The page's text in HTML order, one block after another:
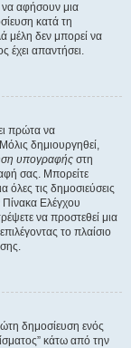
να αφήσουν μια
κατά τη
μέλη δεν μπορεί να
έχει απαντήσει.
πρώτα να
δημιουργηθεί,
υπογραφής στη
σας. Μπορείτε
τις δημοσιεύσεις
Ελέγχου
να προστεθεί μια
το πλαίσιο
δημοσίευση ενός
κάτω από την